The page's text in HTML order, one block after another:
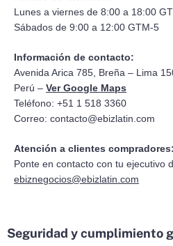
Lunes a viernes de 8:00 a 18:00
Sábados de 9:00 a 12:00 GTM-5
Información de contacto:
Avenida Arica 785, Breña – Lima
Perú – Ver Google Maps
Teléfono: +51 1 518 3360
Correo: contacto@ebizlatin.com
Atención a clientes compradores:
Ponte en contacto con tu ejecutivo
ebiznegocios@ebizlatin.com
Seguridad y cumplimiento